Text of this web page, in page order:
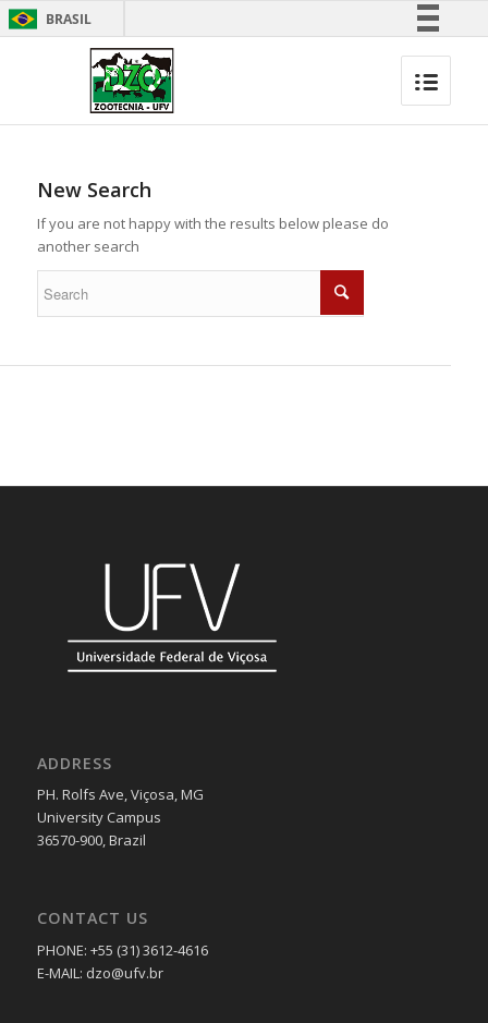
BRASIL
Canais
New Search
If you are not happy with the results below please do
another search
ADDRESS
PH. Rolfs Ave, Viçosa, MG
University Campus
36570-900, Brazil
CONTACT US
PHONE: +55 (31) 3612-4616
E-MAIL: dzo@ufv.br